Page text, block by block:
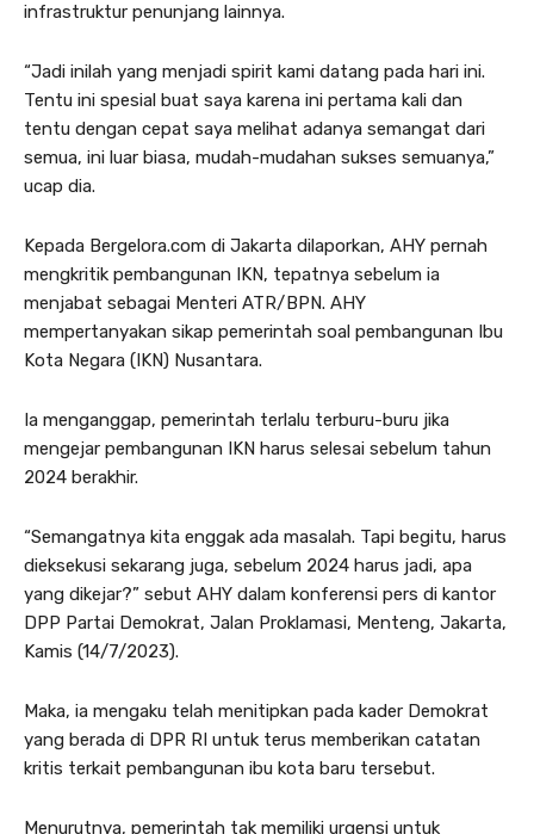
infrastruktur penunjang lainnya.
“Jadi inilah yang menjadi spirit kami datang pada hari ini.
Tentu ini spesial buat saya karena ini pertama kali dan
tentu dengan cepat saya melihat adanya semangat dari
semua, ini luar biasa, mudah-mudahan sukses semuanya,”
ucap dia.
Kepada Bergelora.com di Jakarta dilaporkan, AHY pernah
mengkritik pembangunan IKN, tepatnya sebelum ia
menjabat sebagai Menteri ATR/BPN. AHY
mempertanyakan sikap pemerintah soal pembangunan Ibu
Kota Negara (IKN) Nusantara.
Ia menganggap, pemerintah terlalu terburu-buru jika
mengejar pembangunan IKN harus selesai sebelum tahun
2024 berakhir.
“Semangatnya kita enggak ada masalah. Tapi begitu, harus
dieksekusi sekarang juga, sebelum 2024 harus jadi, apa
yang dikejar?” sebut AHY dalam konferensi pers di kantor
DPP Partai Demokrat, Jalan Proklamasi, Menteng, Jakarta,
Kamis (14/7/2023).
Maka, ia mengaku telah menitipkan pada kader Demokrat
yang berada di DPR RI untuk terus memberikan catatan
kritis terkait pembangunan ibu kota baru tersebut.
Menurutnya, pemerintah tak memiliki urgensi untuk